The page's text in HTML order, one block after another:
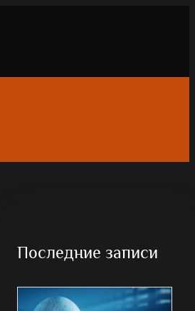
Последние записи